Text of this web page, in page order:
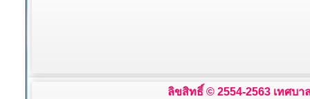
ลิขสิทธิ์ © 2554-2563 เทศบ